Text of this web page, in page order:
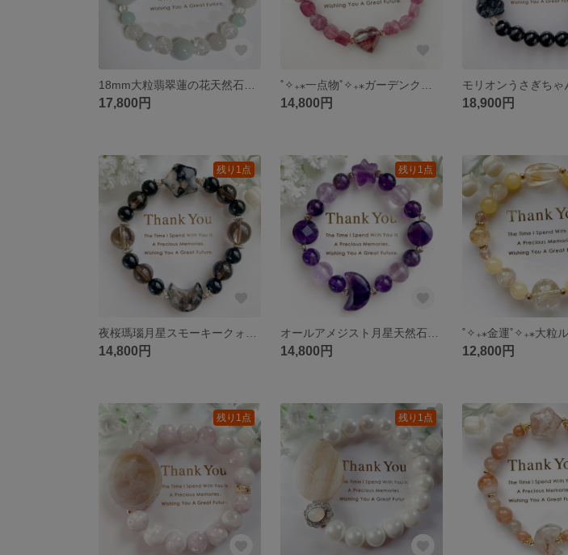
17,800円 14,800円 18,900円
残り1点
14,800円
残り1点
オールアメジスト月星天然石ブレスレットパワーストーンブレスレット
14,800円 12,800円
残り1点 残り1点